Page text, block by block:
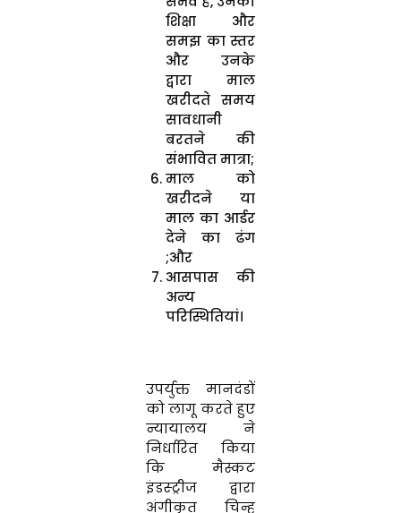
शिक्षा और
समझ का स्तर
और उनके
द्वारा माल
खरीदते समय
सावधानी
बरतने की
संभावित मात्रा;
माल को
खरीदने या
माल का आर्डर
देने का ढंग
;और
आसपास की
अन्य
परिस्थितियां।
उपर्युक्त मानदंडों
को लागू करते हुए
न्यायालय ने
निर्धारित किया
कि मैस्कट
इंडस्ट्रीज द्वारा
अंगीकृत चिन्ह